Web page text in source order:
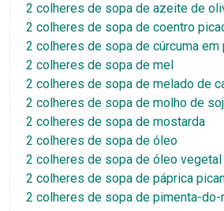
2 colheres de sopa de azeite de
2 colheres de sopa de coentro
2 colheres de sopa de cúrcuma em
2 colheres de sopa de mel
2 colheres de sopa de melado de
2 colheres de sopa de molho de
2 colheres de sopa de mostarda
2 colheres de sopa de óleo
2 colheres de sopa de óleo vegetal
2 colheres de sopa de páprica
2 colheres de sopa de pimenta-do-